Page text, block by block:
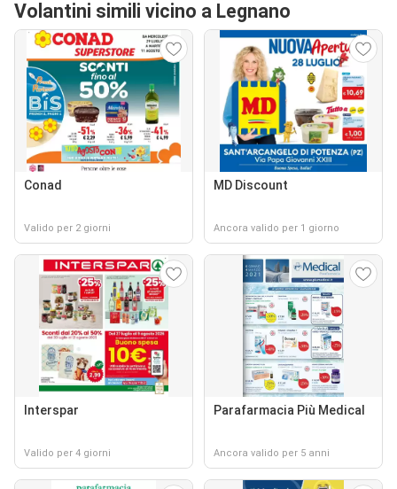
Volantini simili vicino a Legnano
Conad
Valido per 2 giorni
MD Discount
Ancora valido per 1 giorno
Interspar
Valido per 4 giorni
Parafarmacia Più Medical
Ancora valido per 5 anni